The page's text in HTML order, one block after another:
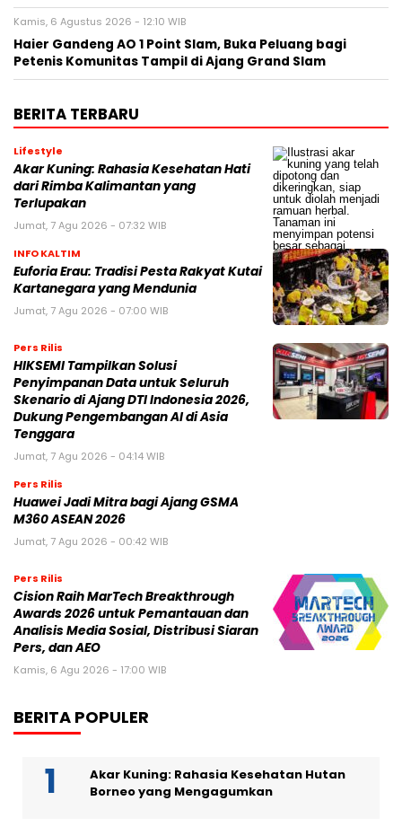
Kamis, 6 Agustus 2026 - 12:10 WIB
Haier Gandeng AO 1 Point Slam, Buka Peluang bagi
Petenis Komunitas Tampil di Ajang Grand Slam
BERITA TERBARU
Lifestyle
Akar Kuning: Rahasia Kesehatan Hati
dari Rimba Kalimantan yang
Terlupakan
Jumat, 7 Agu 2026 - 07:32 WIB
INFO KALTIM
Euforia Erau: Tradisi Pesta Rakyat Kutai
Kartanegara yang Mendunia
Jumat, 7 Agu 2026 - 07:00 WIB
Pers Rilis
HIKSEMI Tampilkan Solusi
Penyimpanan Data untuk Seluruh
Skenario di Ajang DTI Indonesia 2026,
Dukung Pengembangan AI di Asia
Tenggara
Jumat, 7 Agu 2026 - 04:14 WIB
Pers Rilis
Huawei Jadi Mitra bagi Ajang GSMA
M360 ASEAN 2026
Jumat, 7 Agu 2026 - 00:42 WIB
Pers Rilis
Cision Raih MarTech Breakthrough
Awards 2026 untuk Pemantauan dan
Analisis Media Sosial, Distribusi Siaran
Pers, dan AEO
Kamis, 6 Agu 2026 - 17:00 WIB
BERITA POPULER
Akar Kuning: Rahasia Kesehatan Hutan
Borneo yang Mengagumkan